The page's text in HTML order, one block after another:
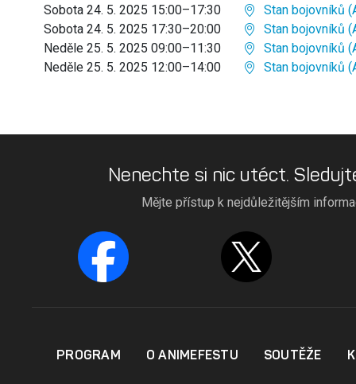
Sobota 24. 5. 2025 15:00–17:30
Stan bojovníků
Sobota 24. 5. 2025 17:30–20:00
Stan bojovníků
Neděle 25. 5. 2025 09:00–11:30
Stan bojovníků
Neděle 25. 5. 2025 12:00–14:00
Stan bojovníků
Nenechte si nic utéct.
Mějte přístup k nejdůležitějším
PROGRAM O ANIMEFESTU SOUTĚŽE